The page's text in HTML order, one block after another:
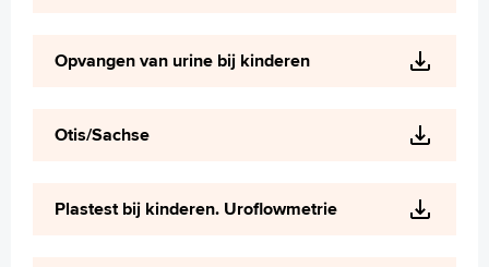
Opvangen van urine bij kinderen
Otis/Sachse
Plastest bij kinderen. Uroflowmetrie